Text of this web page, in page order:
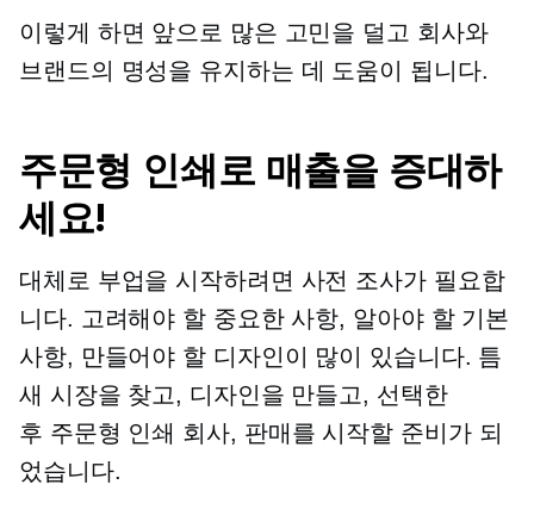
이렇게 하면 앞으로 많은 고민을 덜고 회사와
브랜드의 명성을 유지하는 데 도움이 됩니다.
주문형 인쇄로 매출을 증대하
세요!
대체로 부업을 시작하려면 사전 조사가 필요합
니다. 고려해야 할 중요한 사항, 알아야 할 기본
사항, 만들어야 할 디자인이 많이 있습니다. 틈
새 시장을 찾고, 디자인을 만들고, 선택한
후 주문형 인쇄 회사, 판매를 시작할 준비가 되
었습니다.